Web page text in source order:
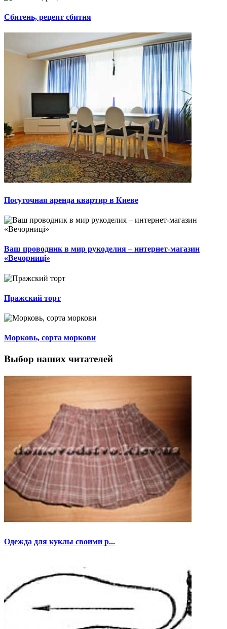
Сбитень, рецепт сбитня
Посуточная аренда квартир в Киеве
Ваш проводник в мир рукоделия – интернет-магазин
«Вечорниці»
Пражский торт
Морковь, сорта моркови
Выбор наших читателей
Одежда для куклы своими р...